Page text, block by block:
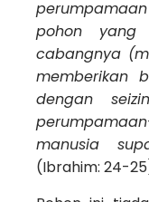
pohon
cabangnya
memberikan
dengan
manusia
(Ibrahim: 24-